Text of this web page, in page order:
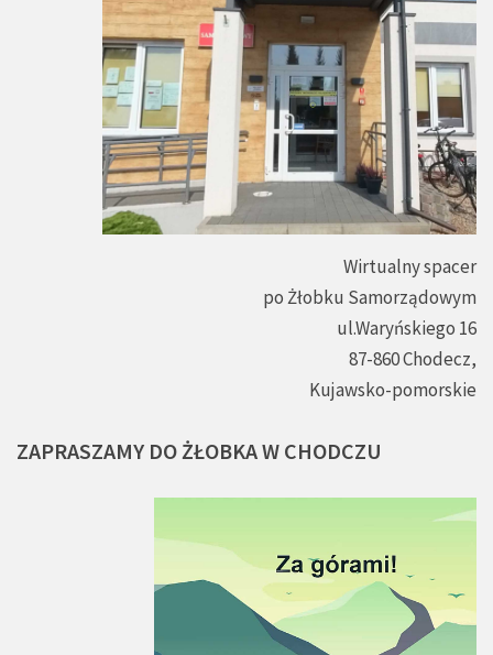
Wirtualny spacer
po Żłobku Samorządowym
ul.Waryńskiego 16
87-860 Chodecz,
Kujawsko-pomorskie
ZAPRASZAMY DO ŻŁOBKAW CHODCZU